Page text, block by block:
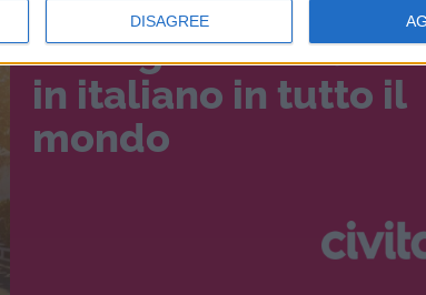
DISAGREE
Le migliori
in italiano in tutto il
mondo